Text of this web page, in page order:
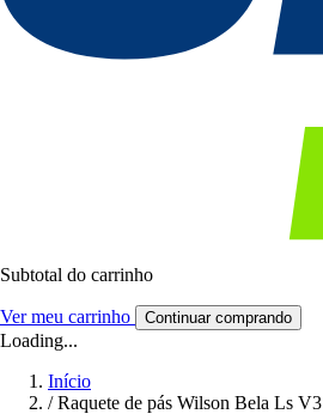
Subtotal do carrinho
Ver meu carrinho Continuar comprando
Loading...
Início
/ Raquete de pás Wilson Bela Ls V3